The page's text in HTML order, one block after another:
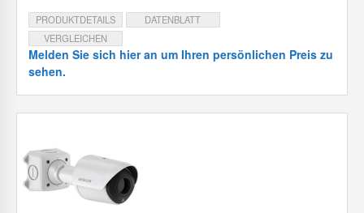
PRODUKTDETAILS
DATENBLATT
VERGLEICHEN
Melden Sie sich hier an um Ihren persönlichen Preis zu
sehen.